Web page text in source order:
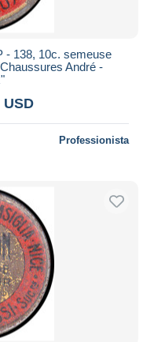
- 138, 10c. semeuse
André -
USD
Professionista